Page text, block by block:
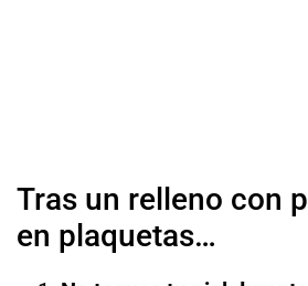
Tras un relleno con
en plaquetas…